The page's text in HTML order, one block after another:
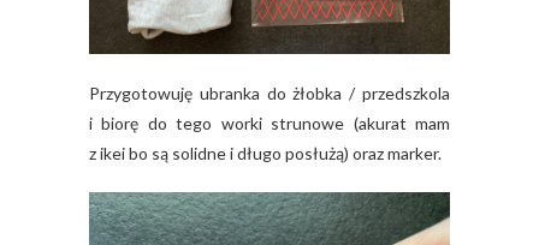
Przygotowuję ubranka do żłobka / przedszkola
i biorę do tego worki strunowe (akurat mam
z ikei bo są solidne i długo posłużą) oraz marker.